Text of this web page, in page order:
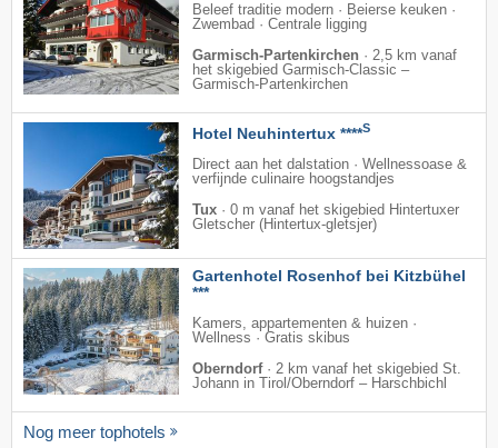
Beleef traditie modern · Beierse keuken ·
Zwembad · Centrale ligging
Garmisch-Partenkirchen · 2,5 km vanaf
het skigebied Garmisch-Classic –
Garmisch-Partenkirchen
Hotel Neuhintertux ****S
Direct aan het dalstation · Wellnessoase &
verfijnde culinaire hoogstandjes
Tux · 0 m vanaf het skigebied Hintertuxer
Gletscher (Hintertux-gletsjer)
Gartenhotel Rosenhof bei Kitzbühel
***
Kamers, appartementen & huizen ·
Wellness · Gratis skibus
Oberndorf · 2 km vanaf het skigebied St.
Johann in Tirol/​Oberndorf – Harschbichl
Nog meer tophotels